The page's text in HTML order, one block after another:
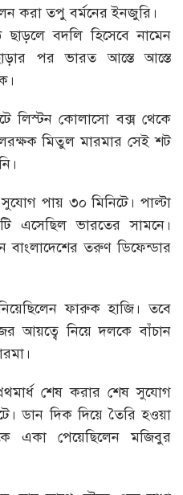
করা তপু বর্মনের ইনজুরি।
ছাড়লে বদলি হিসেবে নামেন
পর ভারত আস্তে আস্তে
লিস্টন কোলাসো বক্স থেকে
মিতুল মারমার সেই শট
পায় ৩০ মিনিটে। পাল্টা
এসেছিল ভারতের সামনে।
বাংলাদেশের তরুণ ডিফেন্ডার
ফারুক হাজি। তবে
আয়ত্বে নিয়ে দলকে বাঁচান
শেষ করার শেষ সুযোগ
ডান দিক দিয়ে তৈরি হওয়া
একা পেয়েছিলেন মজিবুর